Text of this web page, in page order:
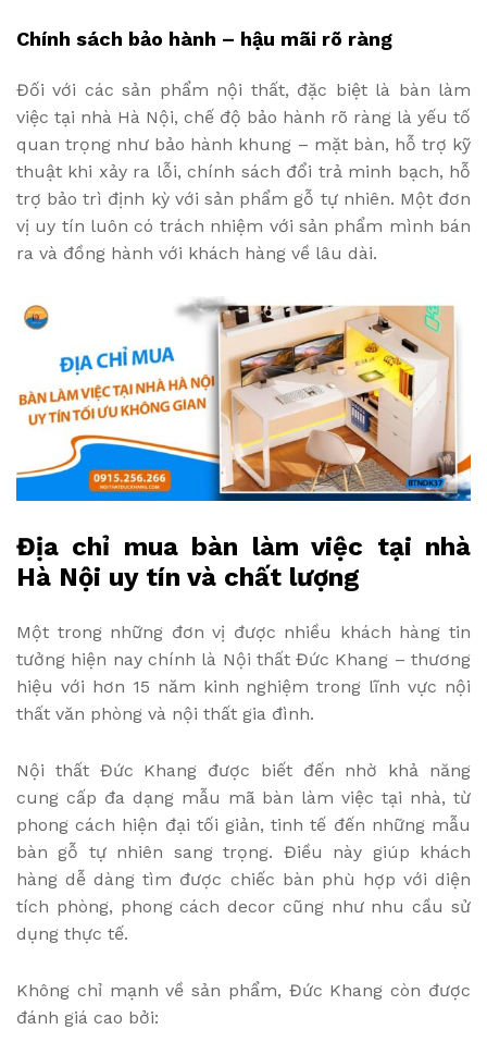
Chính sách bảo hành – hậu mãi rõ ràng
Đối với các sản phẩm nội thất, đặc biệt là bàn làm
việc tại nhà Hà Nội, chế độ bảo hành rõ ràng là yếu tố
quan trọng như bảo hành khung – mặt bàn, hỗ trợ kỹ
thuật khi xảy ra lỗi, chính sách đổi trả minh bạch, hỗ
trợ bảo trì định kỳ với sản phẩm gỗ tự nhiên. Một đơn
vị uy tín luôn có trách nhiệm với sản phẩm mình bán
ra và đồng hành với khách hàng về lâu dài.
Địa chỉ mua bàn làm việc tại nhà
Hà Nội uy tín và chất lượng
Một trong những đơn vị được nhiều khách hàng tin
tưởng hiện nay chính là Nội thất Đức Khang – thương
hiệu với hơn 15 năm kinh nghiệm trong lĩnh vực nội
thất văn phòng và nội thất gia đình.
Nội thất Đức Khang được biết đến nhờ khả năng
cung cấp đa dạng mẫu mã bàn làm việc tại nhà, từ
phong cách hiện đại tối giản, tinh tế đến những mẫu
bàn gỗ tự nhiên sang trọng. Điều này giúp khách
hàng dễ dàng tìm được chiếc bàn phù hợp với diện
tích phòng, phong cách decor cũng như nhu cầu sử
dụng thực tế.
Không chỉ mạnh về sản phẩm, Đức Khang còn được
đánh giá cao bởi: